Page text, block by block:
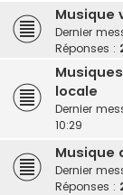
Musique
Dernier
Réponses :
locale
Dernier
10:29
Musique
Dernier
Réponses :